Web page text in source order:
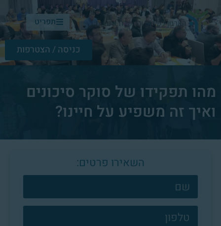
תפריט
כניסה / הצטרפות
מהו תפקידו של סוקר סיכונים
ואיך זה משפיע על חיינו?
השאירו פרטים:
צרו
קשר
פוטר